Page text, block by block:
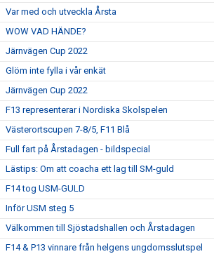
Var med och utveckla Årsta
WOW VAD HÄNDE?
Järnvägen Cup 2022
Glöm inte fylla i vår enkät
Järnvägen Cup 2022
F13 representerar i Nordiska Skolspelen
Västerortscupen 7-8/5, F11 Blå
Full fart på Årstadagen - bildspecial
Lästips: Om att coacha ett lag till SM-guld
F14 tog USM-GULD
Inför USM steg 5
Välkommen till Sjöstadshallen och Årstadagen
F14 & P13 vinnare från helgens ungdomsslutspel